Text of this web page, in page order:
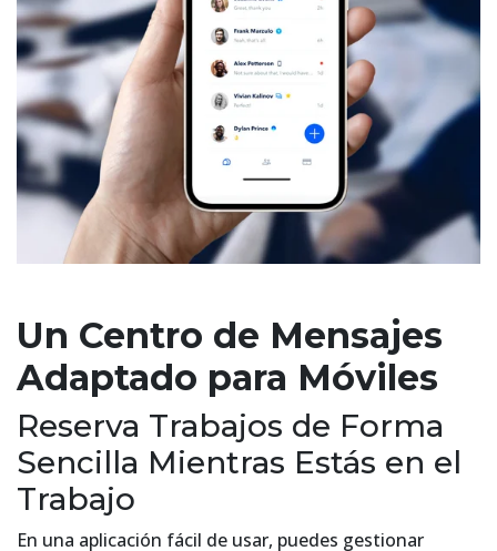
Un Centro de Mensajes
Adaptado para Móviles
Reserva Trabajos de Forma
Sencilla Mientras Estás en el
Trabajo
En una aplicación fácil de usar, puedes gestionar